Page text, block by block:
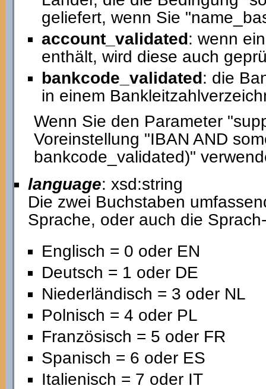
geliefert, wenn Sie
account_validated: wenn
enthält, wird diese auch
bankcode_validated: die
in einem
Wenn Sie den Parameter
Voreinstellung "IBAN AND
bankcode_validated)"
language: xsd:string
Die zwei Buchstaben
Sprache, oder auch die
Englisch = 0 oder EN
Deutsch = 1 oder DE
Niederländisch = 3 oder NL
Polnisch = 4 oder PL
Französisch = 5 oder FR
Spanisch = 6 oder ES
Italienisch = 7 oder IT